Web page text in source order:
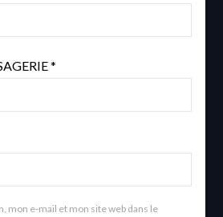
*
mon e-mail et mon site web dans le